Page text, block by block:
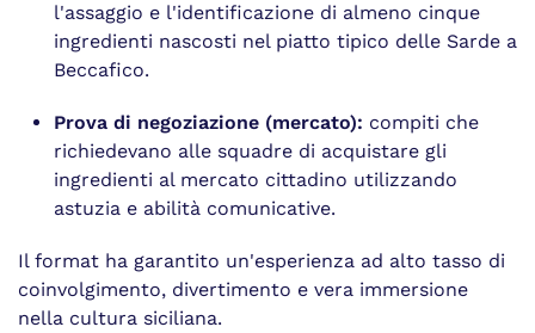
l'assaggio e l'identificazione di almeno cinque
ingredienti nascosti nel piatto tipico delle Sarde a
Beccafico.
Prova di negoziazione (mercato): compiti che
richiedevano alle squadre di acquistare gli
ingredienti al mercato cittadino utilizzando
astuzia e abilità comunicative.
Il format ha garantito un'esperienza ad alto tasso di
coinvolgimento, divertimento e vera immersione
nella cultura siciliana.